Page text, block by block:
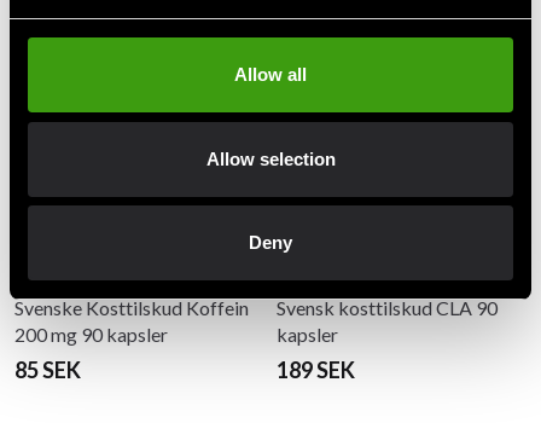
Allow all
Allow selection
Deny
Svenske Kosttilskud Koffein
200 mg 90 kapsler
85 SEK
Svensk kosttilskud CLA 90
kapsler
189 SEK